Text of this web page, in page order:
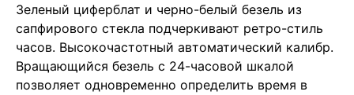
Зеленый циферблат и черно-белый безель из
сапфирового стекла подчеркивают ретро-стиль
часов. Высокочастотный автоматический калибр.
Вращающийся безель с 24-часовой шкалой
позволяет одновременно определить время в